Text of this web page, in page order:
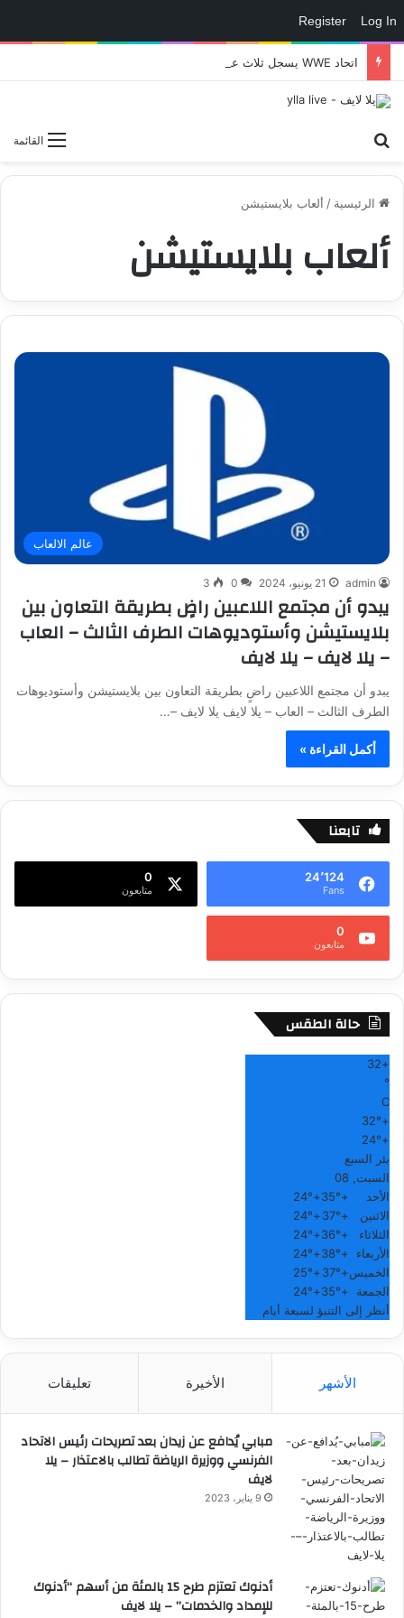
Log In
Register
القائمة
الرئيسية / ألعاب بلايستيشن
ألعاب بلايستيشن
عالم الالعاب
admin 21 يونيو، 2024 0
3
يبدو أن مجتمع اللاعبين راضٍ بطريقة التعاون بين
بلايستيشن وأستوديوهات الطرف الثالث – العاب
– يلا لايف – يلا لايف
يبدو أن مجتمع اللاعبين راضٍ بطريقة التعاون بين بلايستيشن وأستوديوهات
الطرف الثالث – العاب – يلا لايف يلا لايف –…
أكمل القراءة »
تابعنا
24٬124
Fans
0
متابعون
0
متابعون
حالة الطقس
+
32
°
C
+
32°
+
24°
بئر السبع
السبت, 08
الأحد
+
35°
+
24°
الاثنين
+
37°
+
24°
الثلاثاء
+
36°
+
24°
الأربعاء
+
38°
+
24°
الخميس+
37°
+
25°
الجمعة
+
35°
+
24°
أنظر إلى التنبؤ لسبعة أيام
الأشهر الأخيرة تعليقات
مبابي يُدافع عن زيدان بعد تصريحات رئيس الاتحاد
الفرنسي ووزيرة الرياضة تطالب بالاعتذار – يلا
لايف
9 يناير، 2023
أدنوك تعتزم طرح 15 بالمئة من أسهم “أدنوك
للإمداد والخدمات” – يلا لايف